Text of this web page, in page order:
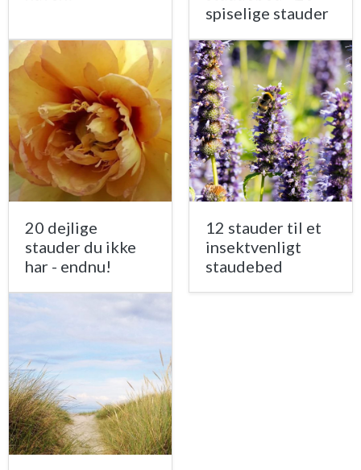
spiselige stauder
20 dejlige
stauder du ikke
har - endnu!
12 stauder til et
insektvenligt
staudebed